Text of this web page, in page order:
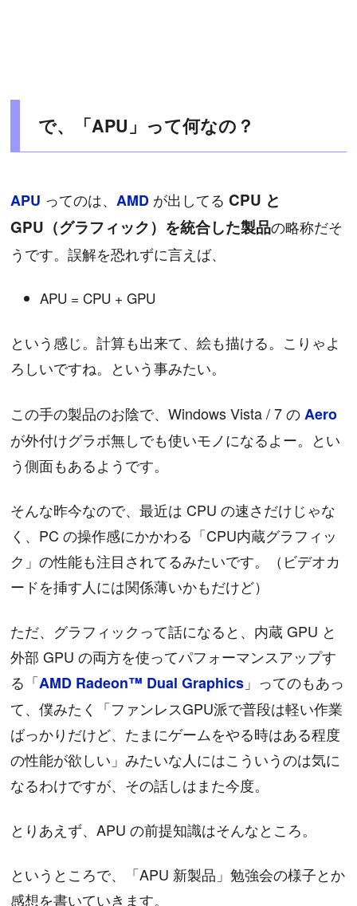
で、「APU」って何なの？
APU ってのは、 AMD が出してるCPU と
GPU（グラフィック）を統合した製品の略称だそ
うです。誤解を恐れずに言えば、
APU = CPU + GPU
という感じ。計算も出来て、絵も描ける。こりゃよ
ろしいですね。という事みたい。
この手の製品のお陰で、Windows Vista / 7 の Aero
が外付けグラボ無しでも使いモノになるよー。とい
う側面もあるようです。
そんな昨今なので、最近は CPU の速さだけじゃな
く、PC の操作感にかかわる「CPU内蔵グラフィッ
ク」の性能も注目されてるみたいです。（ビデオカ
ードを挿す人には関係薄いかもだけど）
ただ、グラフィックって話になると、内蔵 GPU と
外部 GPU の両方を使ってパフォーマンスアップす
る「AMD Radeon™ Dual Graphics 」ってのもあっ
て、僕みたく「ファンレスGPU派で普段は軽い作業
ばっかりだけど、たまにゲームをやる時はある程度
の性能が欲しい」みたいな人にはこういうのは気に
なるわけですが、その話しはまた今度。
とりあえず、APU の前提知識はそんなところ。
というところで、「APU 新製品」勉強会の様子とか
感想を書いていきます。